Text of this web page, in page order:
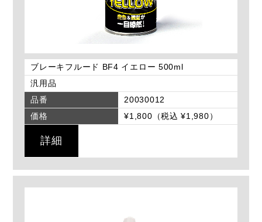
ブレーキフルード BF4 イエロー 500ml
汎用品
品番
20030012
価格
¥1,800（税込 ¥1,980）
詳細